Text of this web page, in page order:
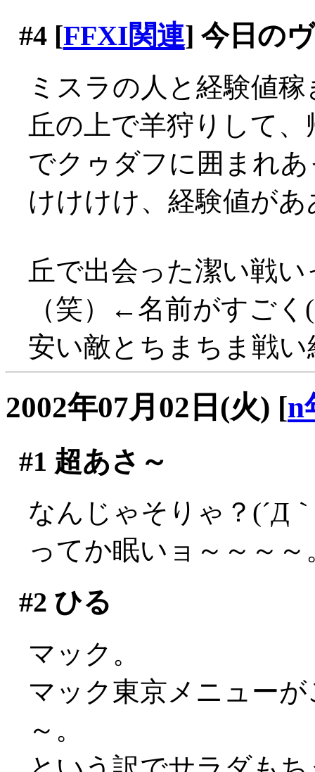
#4[FFXI関連] 今日の
ミスラの人と経験値稼
丘の上で羊狩りして
でクゥダフに囲まれ
けけけけ、経験値が
丘で出会った潔い戦
（笑）←名前がすご
安い敵とちまちま戦
2002年07月02日(火) [n
#1 超あさ～
なんじゃそりゃ？(´Д
ってか眠いョ～～～～
#2 ひる
マック。
マック東京メニュー
～。